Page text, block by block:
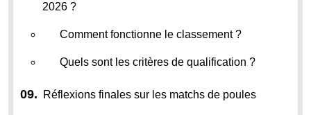
2026 ?
Comment fonctionne le classement ?
Quels sont les critères de qualification ?
09. Réflexions finales sur les matchs de poules